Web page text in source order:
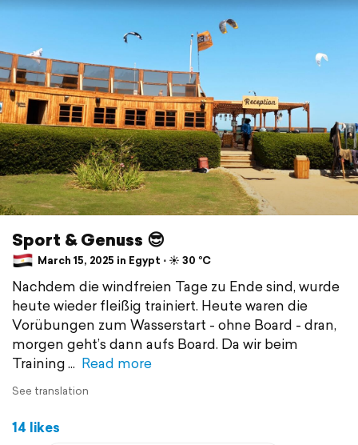
Sport & Genuss 😎
March 15, 2025 in Egypt ⋅ ☀️ 30 °C
Nachdem die windfreien Tage zu Ende sind, wurde
heute wieder fleißig trainiert. Heute waren die
Vorübungen zum Wasserstart - ohne Board - dran,
morgen geht’s dann aufs Board. Da wir beim
Training
Read more
See translation
14 likes